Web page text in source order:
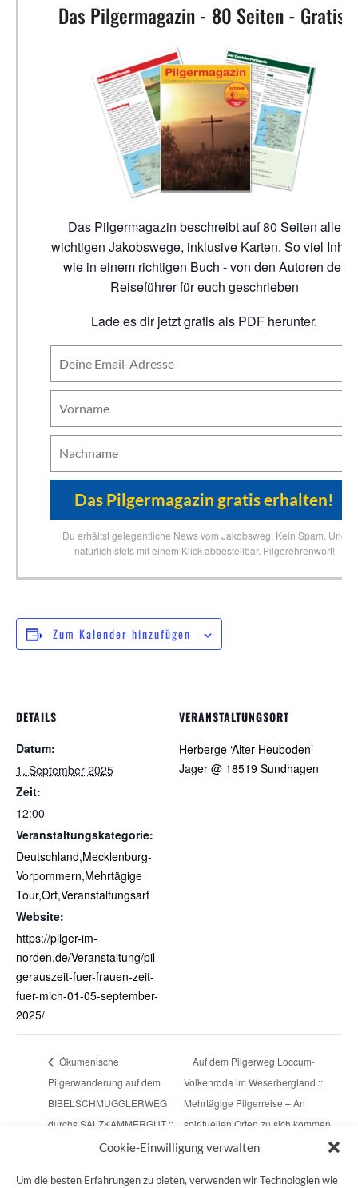
Cookie-Einwilligung verwalten
Um die besten Erfahrungen zu bieten, verwenden wir Technologien wie
Das Pilgermagazin - 80 Seiten - Gratis!
Das Pilgermagazin beschreibt auf 80 Seiten alle
wichtigen Jakobswege, inklusive Karten. So viel Inhalt
wie in einem richtigen Buch - von den Autoren der
Reiseführer für euch geschrieben
Lade es dir jetzt gratis als PDF herunter.
Du erhältst gelegentliche News vom Jakobsweg. Kein Spam. Und
natürlich stets mit einem Klick abbestellbar. Pilgerehrenwort!
Zum Kalender hinzufügen
DETAILS
Datum:
1. September 2025
Zeit:
12:00
Veranstaltungskategorie:
Deutschland,Mecklenburg-
Vorpommern,Mehrtägige
Tour,Ort,Veranstaltungsart
Website:
https://pilger-im-
norden.de/Veranstaltung/pil
gerauszeit-fuer-frauen-zeit-
fuer-mich-01-05-september-
2025/
VERANSTALTUNGSORT
Herberge ‘Alter Heuboden’
Jager @ 18519 Sundhagen
Ökumenische
Pilgerwanderung auf dem
BIBELSCHMUGGLERWEG
durchs SALZKAMMERGUT ::
ökumenisch Bergpilgern
Auf dem Pilgerweg Loccum-
Volkenroda im Weserbergland ::
Mehrtägige Pilgerreise – An
spirituellen Orten zu sich kommen
und Kraft gewinnen